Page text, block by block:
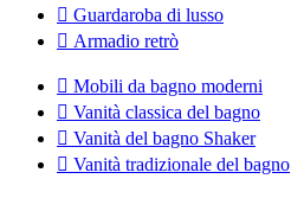
 Guardaroba di lusso
 Armadio retrò
 Mobili da bagno moderni
 Vanità classica del bagno
 Vanità del bagno Shaker
 Vanità tradizionale del bagno